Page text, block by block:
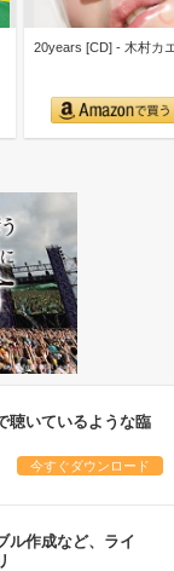
20years [CD] - 木村カ
聴いているような臨
今すぐダウンロード
ル作成など、ライ